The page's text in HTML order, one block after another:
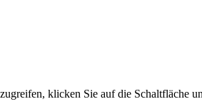
klicken Sie auf die Schaltfläche